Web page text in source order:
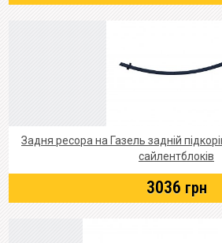
Задня ресора на Газель задній
сайлентблоків
3036 грн